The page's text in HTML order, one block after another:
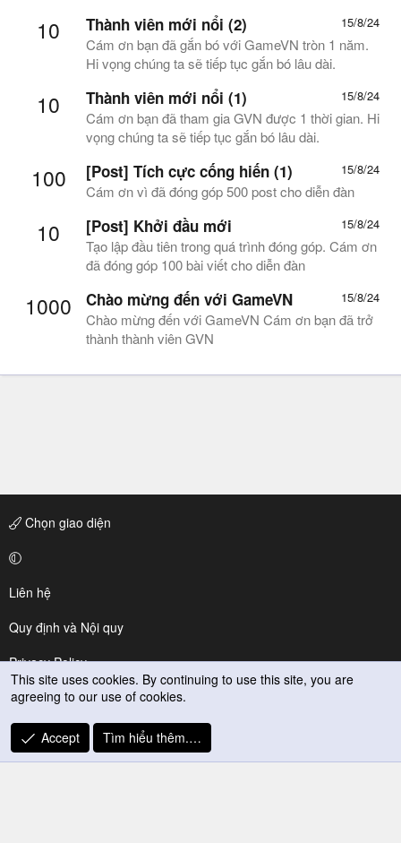
10 15/8/24
Thành viên mới nổi (2)
Cám ơn bạn đã gắn bó với GameVN tròn 1 năm.
Hi vọng chúng ta sẽ tiếp tục gắn bó lâu dài.
10 15/8/24
Thành viên mới nổi (1)
Cám ơn bạn đã tham gia GVN được 1 thời gian. Hi
vọng chúng ta sẽ tiếp tục gắn bó lâu dài.
100 15/8/24
[Post] Tích cực cống hiến (1)
Cám ơn vì đã đóng góp 500 post cho diễn đàn
10 15/8/24
[Post] Khởi đầu mới
Tạo lập đầu tiên trong quá trình đóng góp. Cám ơn
đã đóng góp 100 bài viết cho diễn đàn
1000 15/8/24
Chào mừng đến với GameVN
Chào mừng đến với GameVN Cám ơn bạn đã trở
thành thành viên GVN
Chọn giao diện
Liên hệ
Quy định và Nội quy
Privacy Policy
Trợ giúp
R
S
This site uses cookies. By continuing to use this site, you are
agreeing to our use of cookies.
Accept Tìm hiểu thêm.…